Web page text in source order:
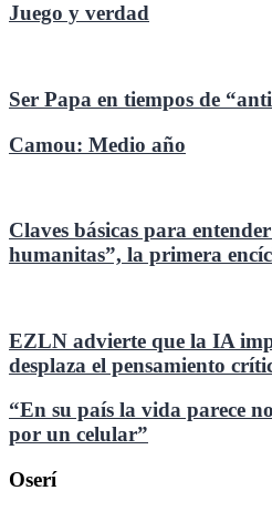
Juego y verdad
Ser Papa en tiempos de
Camou: Medio año
Claves básicas para
humanitas”, la primera
EZLN advierte que la IA
desplaza el pensamiento
“En su país la vida parece
por un celular”
Oserí